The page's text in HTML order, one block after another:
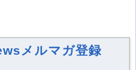
メルマガ登録